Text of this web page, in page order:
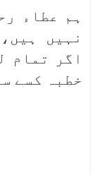
ہم عطاء
نہیں
اگر تمام
خطبہ کسے